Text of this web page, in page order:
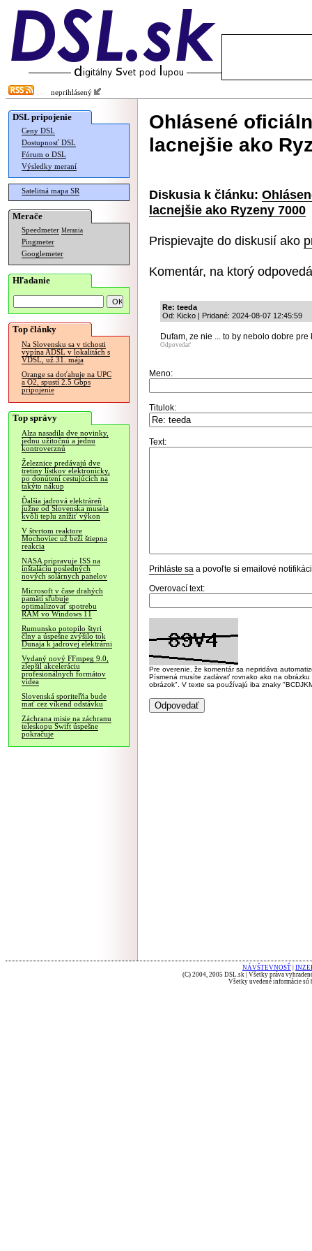
neprihlásený
DSL pripojenie
Ceny DSL
Dostupnosť DSL
Fórum o DSL
Výsledky meraní
Satelitná mapa SR
Merače
Speedmeter Merania
Pingmeter
Googlemeter
Hľadanie
Top články
Na Slovensku sa v tichosti
vypína ADSL v lokalitách s
VDSL, už 31. mája
Orange sa doťahuje na UPC
a O2, spustí 2.5 Gbps
pripojenie
Top správy
Alza nasadila dve novinky,
jednu užitočnú a jednu
kontroverznú
Železnice predávajú dve
tretiny lístkov elektronicky,
po donútení cestujúcich na
takýto nákup
Ďalšia jadrová elektráreň
južne od Slovenska musela
kvôli teplu znížiť výkon
V štvrtom reaktore
Mochoviec už beží štiepna
reakcia
NASA pripravuje ISS na
inštaláciu posledných
nových solárnych panelov
Microsoft v čase drahých
pamätí sľubuje
optimalizovať spotrebu
RAM vo Windows 11
Rumunsko potopilo štyri
člny a úspešne zvýšilo tok
Dunaja k jadrovej elektrárni
Vydaný nový FFmpeg 9.0,
zlepšil akceleráciu
profesionálnych formátov
videa
Slovenská sporiteľňa bude
mať cez víkend odstávku
Záchrana misie na záchranu
teleskopu Swift úspešne
pokračuje
Ohlásené
lacnejšie ako
Diskusia k článku:
lacnejšie ako Ryzeny 7000
Prispievajte do diskusií ako
Komentár, na ktorý
Re: teeda
Od: Kicko | Pridané: 2024-08-07 12:45:59
Dufam, ze nie ... to by nebolo dobre
Odpovedať
Meno:
Titulok:
Text:
Prihláste sa a povoľte si emailové
Overovací text:
Pre overenie, že komentár sa nepridáva
Písmená musíte zadávať rovnako ako na
obrázok". V texte sa používajú iba znaky
NÁVŠTEVNOSŤ
(C) 2004, 2005 DSL.sk | Všetky práva
Všetky uvedené informácie sú